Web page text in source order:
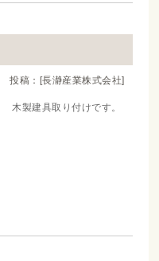
投稿：[長瀞産業株式会社]
木製建具取り付けです。